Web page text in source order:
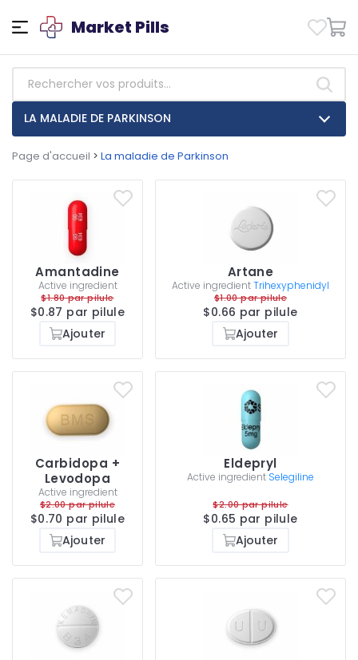
Market Pills
LA MALADIE DE PARKINSON
Page d'accueil > La maladie de Parkinson
Amantadine
Active ingredient
$1.80 par pilule
$0.87 par pilule
Ajouter
Artane
Active ingredientTrihexyphenidyl
$1.00 par pilule
$0.66 par pilule
Ajouter
Carbidopa +
Levodopa
Active ingredient
$2.00 par pilule
$0.70 par pilule
Ajouter
Eldepryl
Active ingredient Selegiline
$2.00 par pilule
$0.65 par pilule
Ajouter